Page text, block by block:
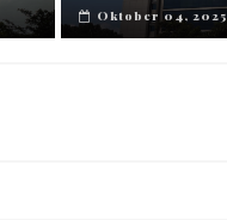
Oktober 04, 2025